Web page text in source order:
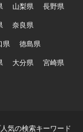
山梨県
長野県
奈良県
県
徳島県
大分県
宮崎県
人気の検索キーワード